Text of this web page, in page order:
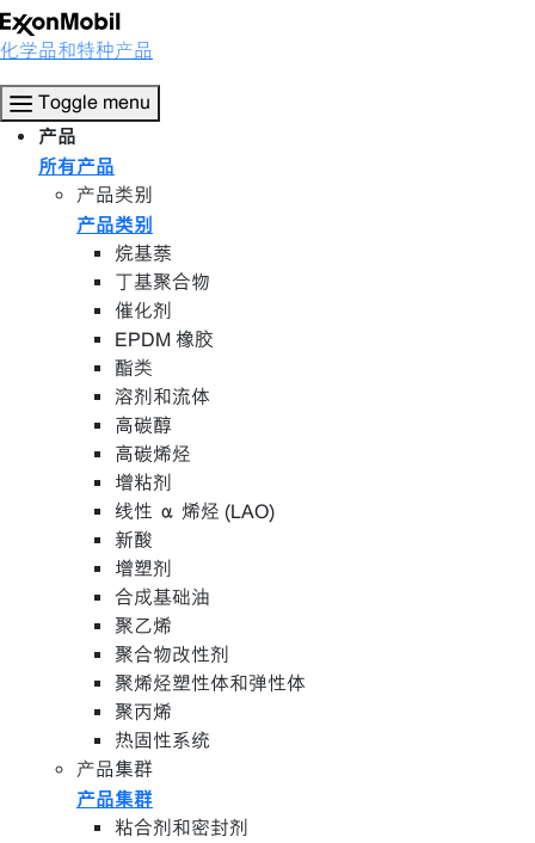
化学品和特种产品
Toggle menu
产品
所有产品
产品类别
产品类别
烷基萘
丁基聚合物
催化剂
EPDM 橡胶
酯类
溶剂和流体
高碳醇
高碳烯烃
增粘剂
线性 α 烯烃 (LAO)
新酸
增塑剂
合成基础油
聚乙烯
聚合物改性剂
聚烯烃塑性体和弹性体
聚丙烯
热固性系统
产品集群
产品集群
粘合剂和密封剂